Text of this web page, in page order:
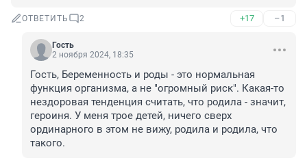
ОТВЕТИТЬ 2 +17 –1
Гость
2 ноября 2024, 18:35
Гость, Беременность и роды - это нормальная
функция организма, а не "огромный риск". Какая-то
нездоровая тенденция считать, что родила - значит,
героиня. У меня трое детей, ничего сверх
ординарного в этом не вижу, родила и родила, что
такого.